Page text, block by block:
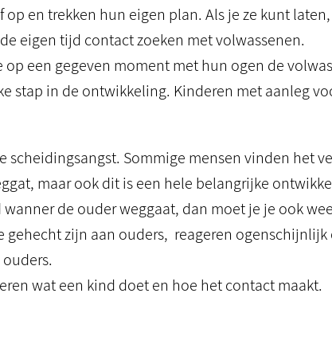
en trekken hun eigen plan. Als je ze kunt
eigen tijd contact zoeken met volwassenen.
op een gegeven moment met hun ogen de
stap in de ontwikkeling. Kinderen met aanleg
scheidingsangst. Sommige mensen vinden het
maar ook dit is een hele belangrijke
de ouder weggaat, dan moet je je ook
zijn aan ouders, reageren
wat een kind doet en hoe het contact maakt.